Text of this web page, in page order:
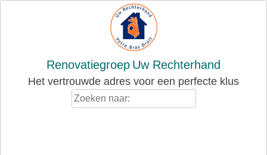
Renovatiegroep Uw Rechterhand
Het vertrouwde adres voor een perfecte klus